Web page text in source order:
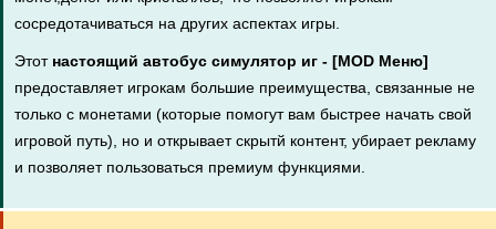
сосредотачиваться на других аспектах игры.
Этот настоящий автобус симулятор иг - [MOD Меню]
предоставляет игрокам большие преимущества, связанные не
только с монетами (которые помогут вам быстрее начать свой
игровой путь), но и открывает скрытй контент, убирает рекламу
и позволяет пользоваться премиум функциями.